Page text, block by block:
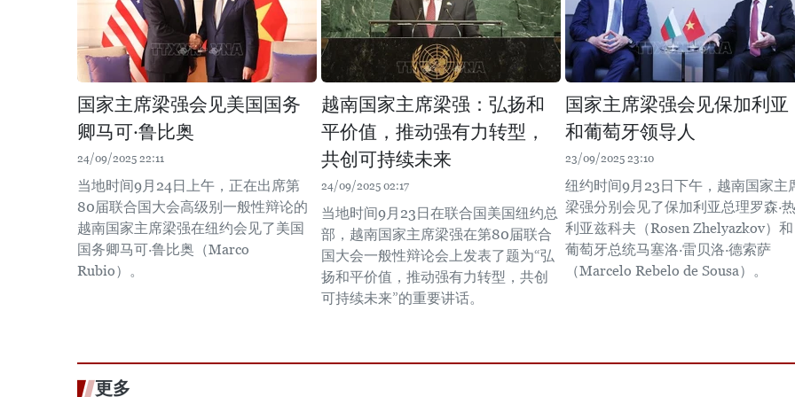
国家主席梁强会见美国国务
卿马可·鲁比奥
24/09/2025 22:11
当地时间9月24日上午，正在出席第
80届联合国大会高级别一般性辩论的
越南国家主席梁强在纽约会见了美国
国务卿马可·鲁比奥（Marco
Rubio）。
越南国家主席梁强：弘扬和
平价值，推动强有力转型，
共创可持续未来
24/09/2025 02:17
当地时间9月23日在联合国美国纽约总
部，越南国家主席梁强在第80届联合
国大会一般性辩论会上发表了题为“弘
扬和平价值，推动强有力转型，共创
可持续未来”的重要讲话。
国家主席梁强会见保加利亚
和葡萄牙领导人
23/09/2025 23:10
纽约时间9月23日下午，越南国家主
梁强分别会见了保加利亚总理罗森·热
利亚兹科夫（Rosen Zhelyazkov）和
葡萄牙总统马塞洛·雷贝洛·德索萨
（Marcelo Rebelo de Sousa）。
更多